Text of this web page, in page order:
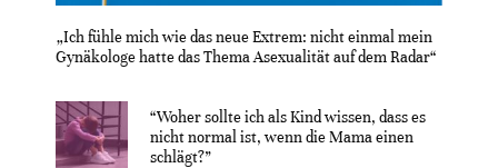
„Ich fühle mich wie das neue Extrem: nicht einmal mein
Gynäkologe hatte das Thema Asexualität auf dem Radar“
“Woher sollte ich als Kind wissen, dass es
nicht normal ist, wenn die Mama einen
schlägt?”